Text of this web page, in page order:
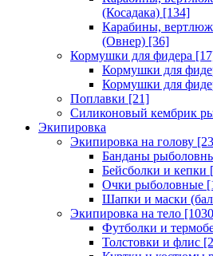
(Косадака) [134]
Карабины,
(Овнер) [36]
Кормушки для фидера
Кормушки для
Кормушки для
Поплавки [21]
Силиконовый кембрик
Экипировка
Экипировка на голову
Банданы
Бейсболки и кепки
Очки рыболовные
Шапки и маски
Экипировка на тело
Футболки и
Толстовки и флис